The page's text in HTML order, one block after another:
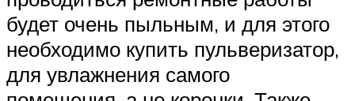
будет очень пыльным, и для этого
необходимо купить пульверизатор,
для увлажнения самого